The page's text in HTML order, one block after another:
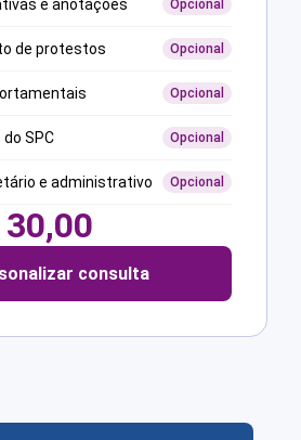
e anotações Opcional
de protestos Opcional
Opcional
SPC Opcional
e administrativo Opcional
30,00
consulta